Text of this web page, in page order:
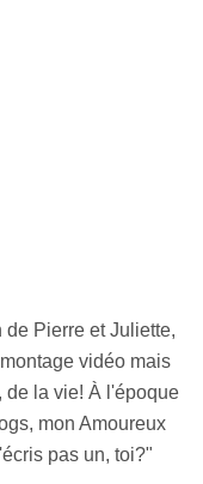
Pierre et Juliette,
vidéo mais
de la vie! À l'époque
mon Amoureux
pas un, toi?"